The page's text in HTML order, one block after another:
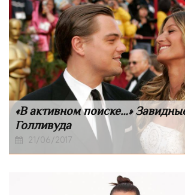
«В активном поиске…»
Голливуда
21/06/2017